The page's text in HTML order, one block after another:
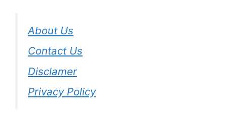
About Us
Contact Us
Disclamer
Privacy Policy